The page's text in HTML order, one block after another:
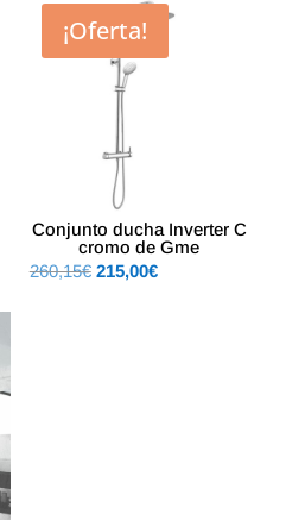
389,62€.
es:
¡Oferta!
Conjunto ducha Inverter C
cromo de Gme
260,15€ El
215,00€El